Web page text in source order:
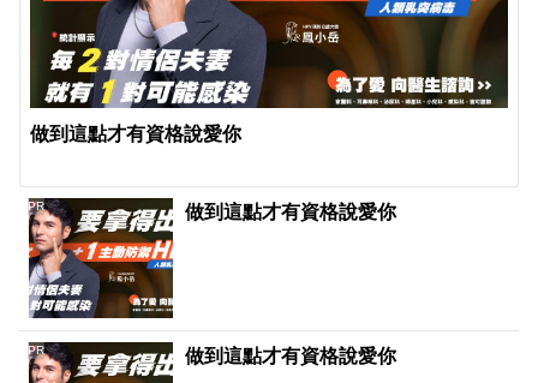
做到這點才有資格說愛你
做到這點才有資格說愛你
PR
做到這點才有資格說愛你
PR